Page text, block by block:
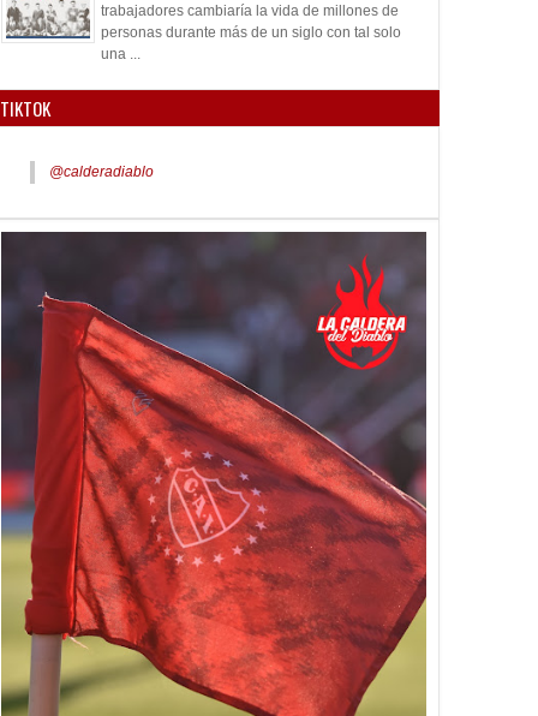
trabajadores cambiaría la vida de millones de
personas durante más de un siglo con tal solo
una ...
TIKTOK
@calderadiablo